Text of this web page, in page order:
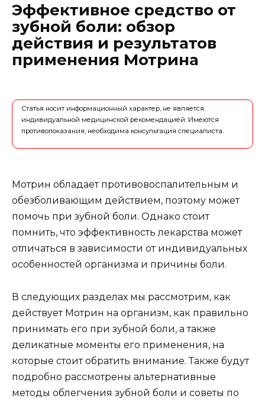
Эффективное средство от
зубной боли: обзор
действия и результатов
применения Мотрина
Статья носит информационный характер, не является
индивидуальной медицинской рекомендацией. Имеются
противопоказания, необходима консультация специалиста.
Мотрин обладает противовоспалительным и
обезболивающим действием, поэтому может
помочь при зубной боли. Однако стоит
помнить, что эффективность лекарства может
отличаться в зависимости от индивидуальных
особенностей организма и причины боли.
В следующих разделах мы рассмотрим, как
действует Мотрин на организм, как правильно
принимать его при зубной боли, а также
деликатные моменты его применения, на
которые стоит обратить внимание. Также будут
подробно рассмотрены альтернативные
методы облегчения зубной боли и советы по